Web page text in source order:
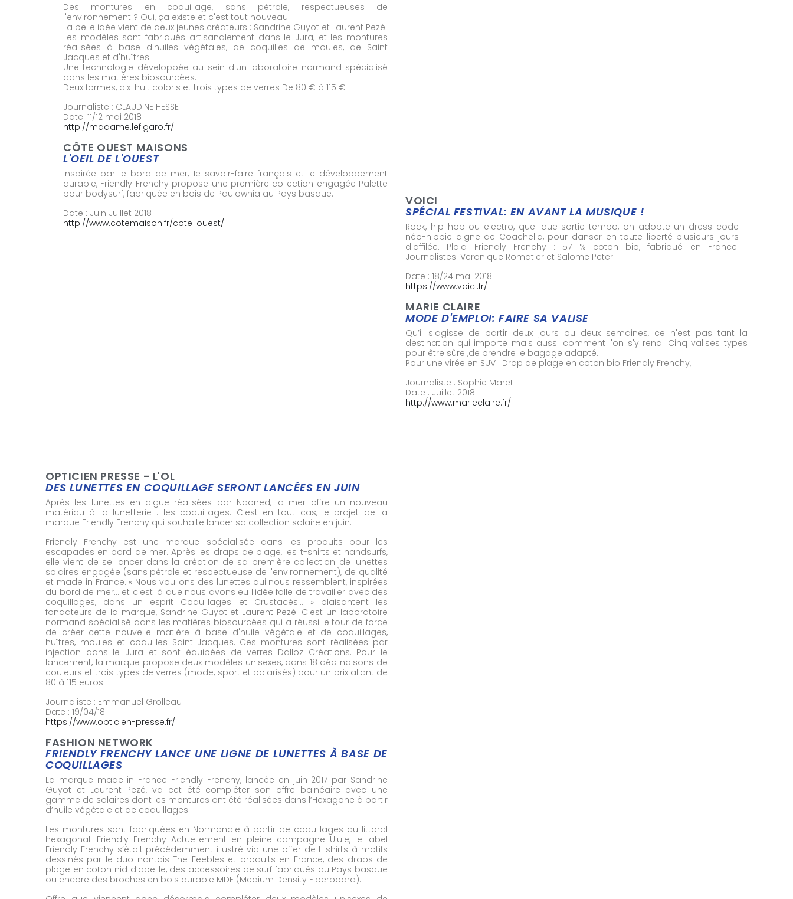
Des montures en coquillage, sans pétrole, respectueuses de
l'environnement ? Oui, ça existe et c'est tout nouveau.
La belle idée vient de deux jeunes créateurs : Sandrine Guyot et Laurent Pezé.
Les modèles sont fabriqués artisanalement dans le Jura, et les montures
réalisées à base d'huiles végétales, de coquilles de moules, de Saint
Jacques et d'huîtres.
Une technologie développée au sein d'un laboratoire normand spécialisé
dans les matières biosourcées.
Deux formes, dix-huit coloris et trois types de verres De 80 € à 115 €
Journaliste : CLAUDINE HESSE
Date: 11/12 mai 2018
http://madame.lefigaro.fr/
CÔTE OUEST MAISONS
L'OEIL DE L'OUEST
Inspirée par le bord de mer, Ie savoir-faire français et le développement
durable, Friendly Frenchy propose une première collection engagée Palette
pour bodysurf, fabriquée en bois de Paulownia au Pays basque.
Date : Juin Juillet 2018
http://www.cotemaison.fr/cote-ouest/
VOICI
SPÉCIAL FESTIVAL: EN AVANT LA MUSIQUE !
Rock, hip hop ou electro, quel que sortie tempo, on adopte un dress code
néo-hippie digne de Coachella, pour danser en toute liberté plusieurs jours
d'affilée. Plaid Friendly Frenchy : 57 % coton bio, fabriqué en France.
Journalistes: Veronique Romatier et Salome Peter
Date : 18/24 mai 2018
https://www.voici.fr/
MARIE CLAIRE
MODE D'EMPLOI: FAIRE SA VALISE
Qu’il s'agisse de partir deux jours ou deux semaines, ce n'est pas tant la
destination qui importe mais aussi comment l'on s'y rend. Cinq valises types
pour être sûre ,de prendre le bagage adapté.
Pour une virée en SUV : Drap de plage en coton bio Friendly Frenchy,
Journaliste : Sophie Maret
Date : Juillet 2018
http://www.marieclaire.fr/
OPTICIEN PRESSE - L'OL
DES LUNETTES EN COQUILLAGE SERONT LANCÉES EN JUIN
Après les lunettes en algue réalisées par Naoned, la mer offre un nouveau
matériau à la lunetterie : les coquillages. C'est en tout cas, le projet de la
marque Friendly Frenchy qui souhaite lancer sa collection solaire en juin.
Friendly Frenchy est une marque spécialisée dans les produits pour les
escapades en bord de mer. Après les draps de plage, les t-shirts et handsurfs,
elle vient de se lancer dans la création de sa première collection de lunettes
solaires engagée (sans pétrole et respectueuse de l'environnement), de qualité
et made in France. « Nous voulions des lunettes qui nous ressemblent, inspirées
du bord de mer… et c'est là que nous avons eu l'idée folle de travailler avec des
coquillages, dans un esprit Coquillages et Crustacés… » plaisantent les
fondateurs de la marque, Sandrine Guyot et Laurent Pezé. C'est un laboratoire
normand spécialisé dans les matières biosourcées qui a réussi le tour de force
de créer cette nouvelle matière à base d'huile végétale et de coquillages,
huîtres, moules et coquilles Saint-Jacques. Ces montures sont réalisées par
injection dans le Jura et sont équipées de verres Dalloz Créations. Pour le
lancement, la marque propose deux modèles unisexes, dans 18 déclinaisons de
couleurs et trois types de verres (mode, sport et polarisés) pour un prix allant de
80 à 115 euros.
Journaliste : Emmanuel Grolleau
Date : 19/04/18
https://www.opticien-presse.fr/
FASHION NETWORK
FRIENDLY FRENCHY LANCE UNE LIGNE DE LUNETTES À BASE DE
COQUILLAGES
La marque made in France Friendly Frenchy, lancée en juin 2017 par Sandrine
Guyot et Laurent Pezé, va cet été compléter son offre balnéaire avec une
gamme de solaires dont les montures ont été réalisées dans l’Hexagone à partir
d’huile végétale et de coquillages.
Les montures sont fabriquées en Normandie à partir de coquillages du littoral
hexagonal. Friendly Frenchy Actuellement en pleine campagne Ulule, le label
Friendly Frenchy s’était précédemment illustré via une offer de t-shirts à motifs
dessinés par le duo nantais The Feebles et produits en France, des draps de
plage en coton nid d‘abeille, des accessoires de surf fabriqués au Pays basque
ou encore des broches en bois durable MDF (Medium Density Fiberboard).